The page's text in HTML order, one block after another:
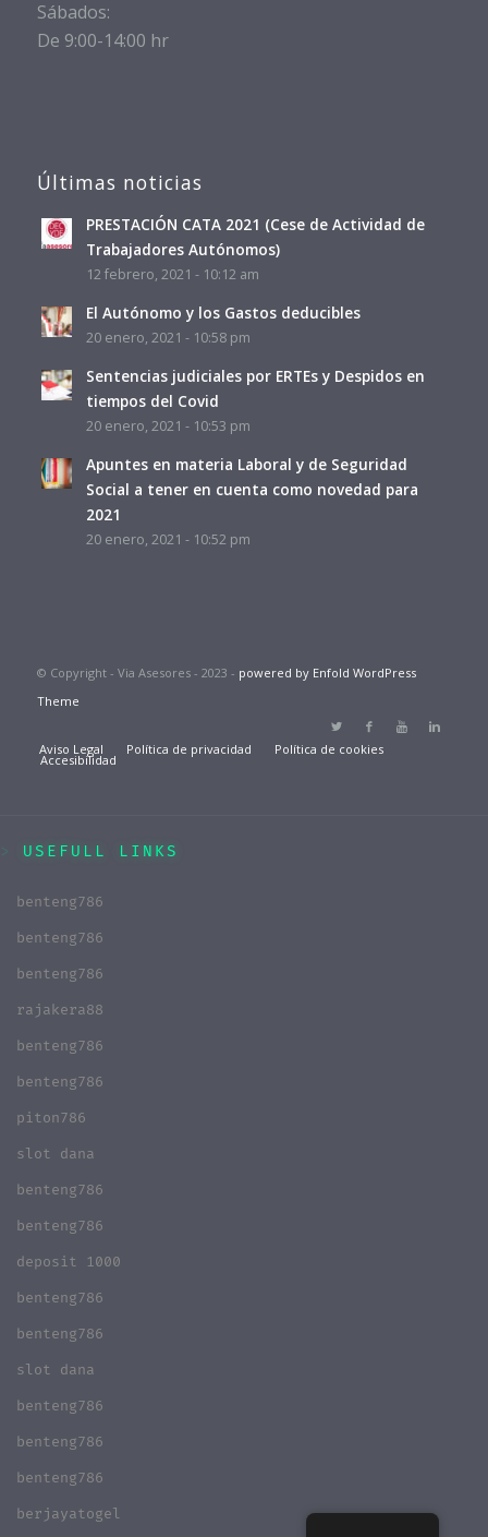
Sábados:
De 9:00-14:00 hr
Últimas noticias
PRESTACIÓN CATA 2021 (Cese de Actividad de
Trabajadores Autónomos)
12 febrero, 2021 - 10:12 am
El Autónomo y los Gastos deducibles
20 enero, 2021 - 10:58 pm
Sentencias judiciales por ERTEs y Despidos en
tiempos del Covid
20 enero, 2021 - 10:53 pm
Apuntes en materia Laboral y de Seguridad
Social a tener en cuenta como novedad para
2021
20 enero, 2021 - 10:52 pm
© Copyright - Via Asesores - 2023 - powered by Enfold WordPress
Theme
Aviso Legal Política de privacidad Política de cookies
Accesibilidad
USEFULL LINKS
benteng786
benteng786
benteng786
rajakera88
benteng786
benteng786
piton786
slot dana
benteng786
benteng786
deposit 1000
benteng786
benteng786
slot dana
benteng786
benteng786
benteng786
berjayatogel